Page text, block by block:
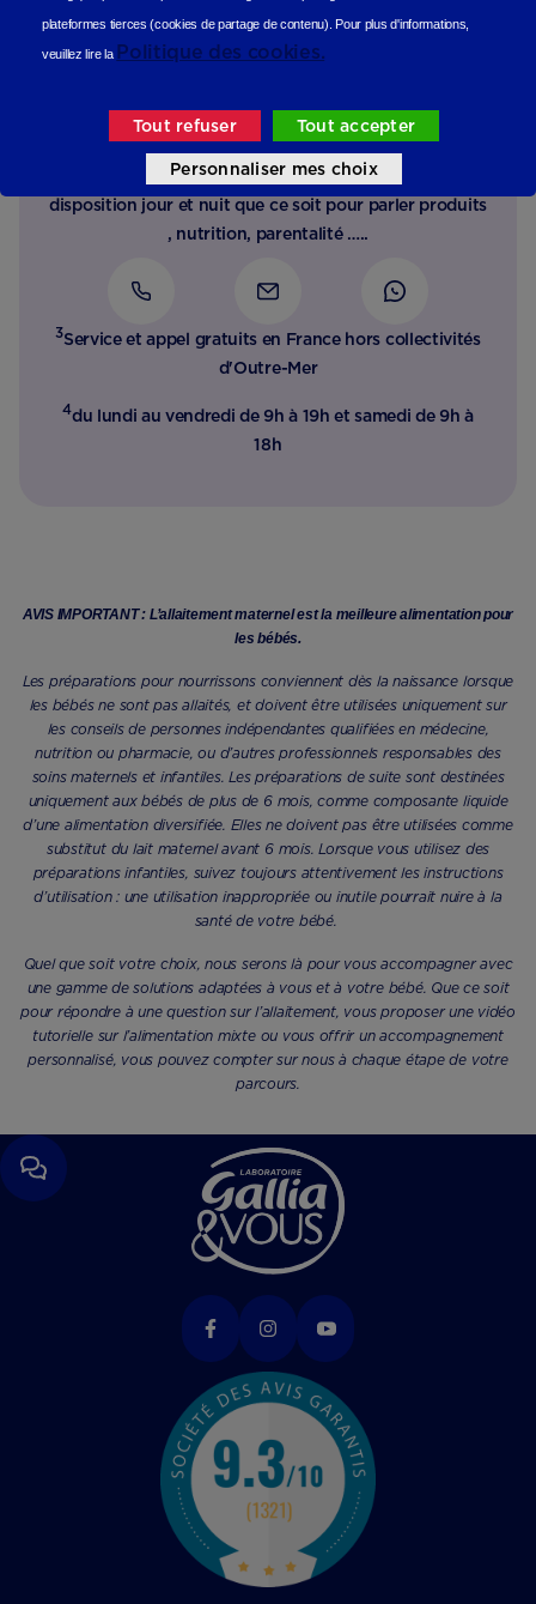
écoute ?
Notre équipe d’experts de la petite enfance est à votre
disposition jour et nuit que ce soit pour parler produits
, nutrition, parentalité …..
3Service et appel gratuits en France hors collectivités
d'Outre-Mer​
4du lundi au vendredi de 9h à 19h et samedi de 9h à
18h
AVIS IMPORTANT : L’allaitement maternel est la meilleure alimentation pour
les bébés.
Les préparations pour nourrissons conviennent dès la naissance lorsque
les bébés ne sont pas allaités, et doivent être utilisées uniquement sur
les conseils de personnes indépendantes qualifiées en médecine,
nutrition ou pharmacie, ou d’autres professionnels responsables des
soins maternels et infantiles. Les préparations de suite sont destinées
uniquement aux bébés de plus de 6 mois, comme composante liquide
d’une alimentation diversifiée. Elles ne doivent pas être utilisées comme
substitut du lait maternel avant 6 mois. Lorsque vous utilisez des
préparations infantiles, suivez toujours attentivement les instructions
d’utilisation : une utilisation inappropriée ou inutile pourrait nuire à la
santé de votre bébé.
Quel que soit votre choix, nous serons là pour vous accompagner avec
une gamme de solutions adaptées à vous et à votre bébé. Que ce soit
pour répondre à une question sur l’allaitement, vous proposer une vidéo
tutorielle sur l’alimentation mixte ou vous offrir un accompagnement
personnalisé, vous pouvez compter sur nous à chaque étape de votre
parcours.
plateformes tierces (cookies de partage de contenu). Pour plus d'informations,
veuillez lire la Politique des cookies.
Tout refuser Tout accepter
Personnaliser mes choix